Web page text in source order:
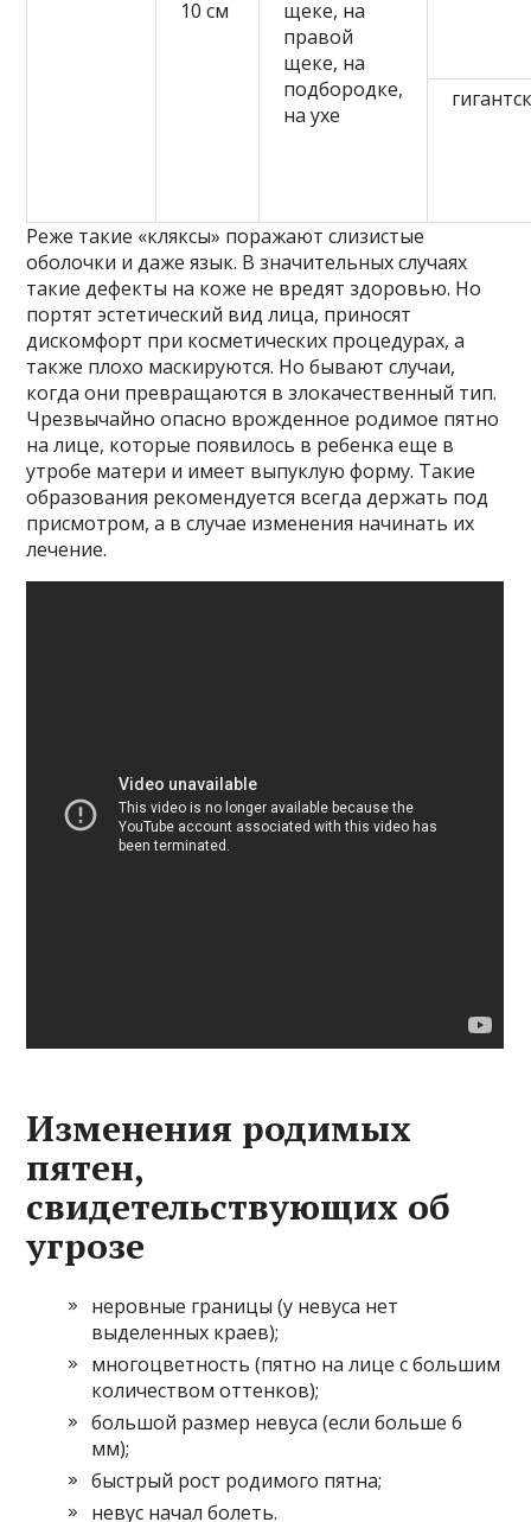
10 см
щеке, на
правой
щеке, на
подбородке,
на ухе
Реже такие «кляксы» поражают слизистые
оболочки и даже язык. В значительных случаях
такие дефекты на коже не вредят здоровью. Но
портят эстетический вид лица, приносят
дискомфорт при косметических процедурах, а
также плохо маскируются. Но бывают случаи,
когда они превращаются в злокачественный тип.
Чрезвычайно опасно врожденное родимое пятно
на лице, которые появилось в ребенка еще в
утробе матери и имеет выпуклую форму. Такие
образования рекомендуется всегда держать под
присмотром, а в случае изменения начинать их
лечение.
Изменения родимых
пятен,
свидетельствующих об
угрозе
неровные границы (у невуса нет
выделенных краев);
многоцветность (пятно на лице с большим
количеством оттенков);
большой размер невуса (если больше 6
мм);
быстрый рост родимого пятна;
невус начал болеть.